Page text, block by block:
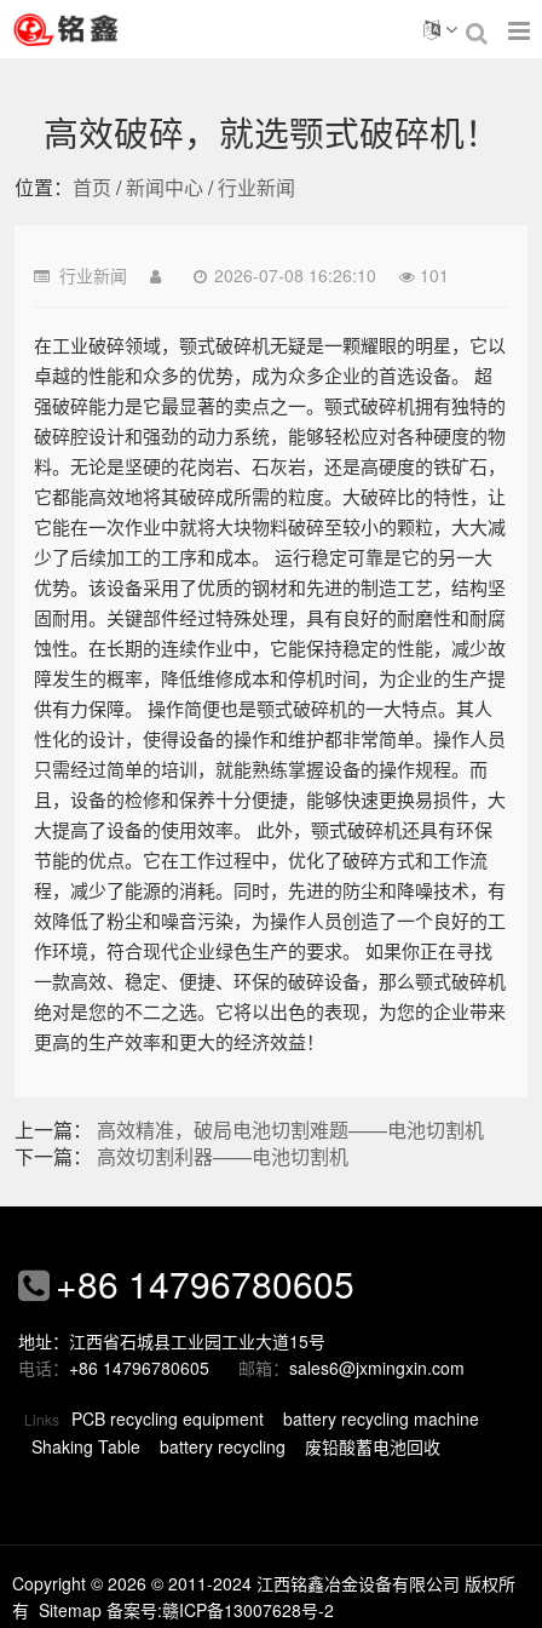
高效破碎，就选颚式破碎机！
位置： 首页 /新闻中心/行业新闻
行业新闻 2026-07-08 16:26:10 101
在工业破碎领域，颚式破碎机无疑是一颗耀眼的明星，它以
卓越的性能和众多的优势，成为众多企业的首选设备。 超
强破碎能力是它最显著的卖点之一。颚式破碎机拥有独特的
破碎腔设计和强劲的动力系统，能够轻松应对各种硬度的物
料。无论是坚硬的花岗岩、石灰岩，还是高硬度的铁矿石，
它都能高效地将其破碎成所需的粒度。大破碎比的特性，让
它能在一次作业中就将大块物料破碎至较小的颗粒，大大减
少了后续加工的工序和成本。 运行稳定可靠是它的另一大
优势。该设备采用了优质的钢材和先进的制造工艺，结构坚
固耐用。关键部件经过特殊处理，具有良好的耐磨性和耐腐
蚀性。在长期的连续作业中，它能保持稳定的性能，减少故
障发生的概率，降低维修成本和停机时间，为企业的生产提
供有力保障。 操作简便也是颚式破碎机的一大特点。其人
性化的设计，使得设备的操作和维护都非常简单。操作人员
只需经过简单的培训，就能熟练掌握设备的操作规程。而
且，设备的检修和保养十分便捷，能够快速更换易损件，大
大提高了设备的使用效率。 此外，颚式破碎机还具有环保
节能的优点。它在工作过程中，优化了破碎方式和工作流
程，减少了能源的消耗。同时，先进的防尘和降噪技术，有
效降低了粉尘和噪音污染，为操作人员创造了一个良好的工
作环境，符合现代企业绿色生产的要求。 如果你正在寻找
一款高效、稳定、便捷、环保的破碎设备，那么颚式破碎机
绝对是您的不二之选。它将以出色的表现，为您的企业带来
更高的生产效率和更大的经济效益！
上一篇： 高效精准，破局电池切割难题——电池切割机
下一篇： 高效切割利器——电池切割机
+86 14796780605
地址：江西省石城县工业园工业大道15号
电话： +86 14796780605 邮箱： sales6@jxmingxin.com
Links PCB recycling equipment
battery recycling machine
Shaking Table
battery recycling 废铅酸蓄电池回收
Copyright © 2026 © 2011-2024 江西铭鑫冶金设备有限公司 版权所
有 Sitemap 备案号:赣ICP备13007628号-2